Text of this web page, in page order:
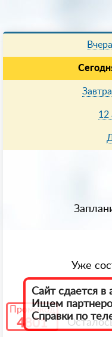
Промокод
4801
12
Уже
Сайт сдается в
Ищем
Справки по